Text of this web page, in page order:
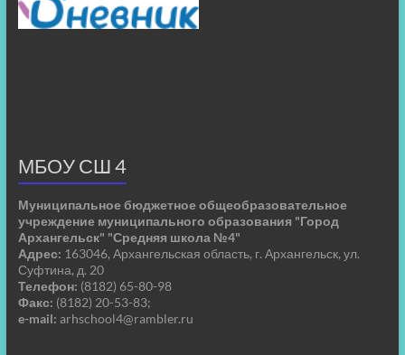
МБОУ СШ 4
Муниципальное бюджетное общеобразовательное
учреждение муниципального образования "Город
Архангельск" "Средняя школа №4"
Адрес: 163046, Архангельская область, г. Архангельск, ул.
Суфтина, д. 20
Телефон: (8182) 65-80-98
Факс: (8182) 20-53-83;
e-mail: arhschool4@rambler.ru